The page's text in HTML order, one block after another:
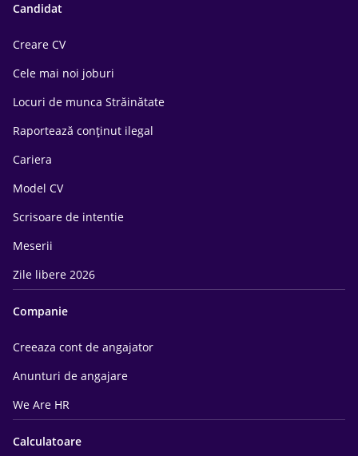
Candidat
Creare CV
Cele mai noi joburi
Locuri de munca Străinătate
Raportează conținut ilegal
Cariera
Model CV
Scrisoare de intentie
Meserii
Zile libere 2026
Companie
Creeaza cont de angajator
Anunturi de angajare
We Are HR
Calculatoare